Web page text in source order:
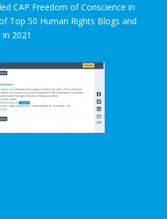
CAP Freedom of Conscience in
Top 50 Human Rights Blogs and
2021